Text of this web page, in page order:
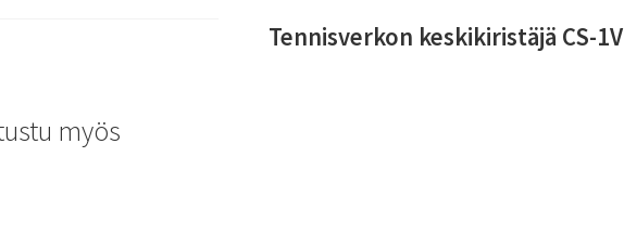
Tennisverkon keskikiristäjä CS-1V
myös